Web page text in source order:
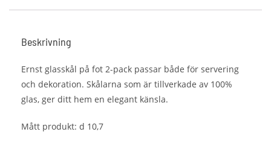
Beskrivning
Ernst glasskål på fot 2-pack passar både för servering
och dekoration. Skålarna som är tillverkade av 100%
glas, ger ditt hem en elegant känsla.
Mått produkt: d 10,7